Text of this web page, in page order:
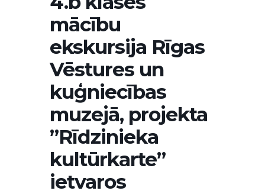
mācību
ekskursija Rīgas
Vēstures un
kuģniecības
muzejā, projekta
”Rīdzinieka
kultūrkarte”
ietvaros